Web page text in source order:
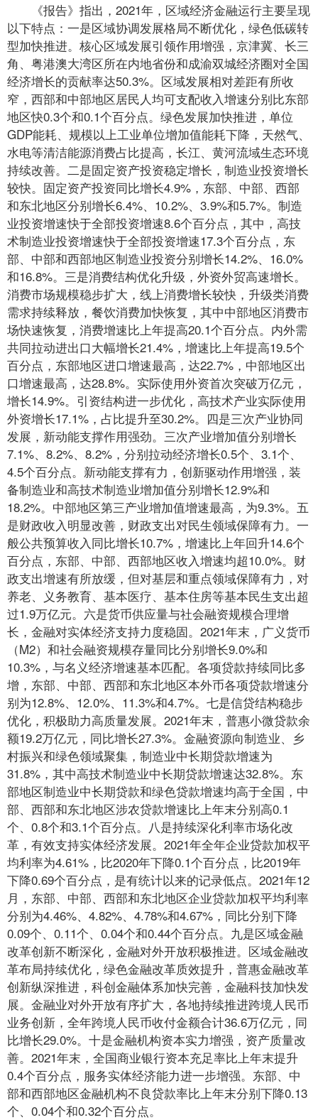
《报告》指出，2021年，区域经济金融运行主要呈现
以下特点：一是区域协调发展格局不断优化，绿色低碳转
型加快推进。核心区域发展引领作用增强，京津冀、长三
角、粤港澳大湾区所在内地省份和成渝双城经济圈对全国
经济增长的贡献率达50.3%。区域发展相对差距有所收
窄，西部和中部地区居民人均可支配收入增速分别比东部
地区快0.3个和0.1个百分点。绿色发展加快推进，单位
GDP能耗、规模以上工业单位增加值能耗下降，天然气、
水电等清洁能源消费占比提高，长江、黄河流域生态环境
持续改善。二是固定资产投资稳定增长，制造业投资增长
较快。固定资产投资同比增长4.9%，东部、中部、西部
和东北地区分别增长6.4%、10.2%、3.9%和5.7%。制造
业投资增速快于全部投资增速8.6个百分点，其中，高技
术制造业投资增速快于全部投资增速17.3个百分点，东
部、中部和西部地区制造业投资分别增长14.2%、16.0%
和16.8%。三是消费结构优化升级，外资外贸高速增长。
消费市场规模稳步扩大，线上消费增长较快，升级类消费
需求持续释放，餐饮消费加快恢复，其中中部地区消费市
场快速恢复，消费增速比上年提高20.1个百分点。内外需
共同拉动进出口大幅增长21.4%，增速比上年提高19.5个
百分点，东部地区进口增速最高，达22.7%，中部地区出
口增速最高，达28.8%。实际使用外资首次突破万亿元，
增长14.9%。引资结构进一步优化，高技术产业实际使用
外资增长17.1%，占比提升至30.2%。四是三次产业协同
发展，新动能支撑作用强劲。三次产业增加值分别增长
7.1%、8.2%、8.2%，分别拉动经济增长0.5个、3.1个、
4.5个百分点。新动能支撑有力，创新驱动作用增强，装
备制造业和高技术制造业增加值分别增长12.9%和
18.2%。中部地区第三产业增加值增速最高，为9.3%。五
是财政收入明显改善，财政支出对民生领域保障有力。一
般公共预算收入同比增长10.7%，增速比上年回升14.6个
百分点，东部、中部、西部地区收入增速均超10.0%。财
政支出增速有所放缓，但对基层和重点领域保障有力，对
养老、义务教育、基本医疗、基本住房等基本民生支出超
过1.9万亿元。六是货币供应量与社会融资规模合理增
长，金融对实体经济支持力度稳固。2021年末，广义货币
（M2）和社会融资规模存量同比分别增长9.0%和
10.3%，与名义经济增速基本匹配。各项贷款持续同比多
增，东部、中部、西部和东北地区本外币各项贷款增速分
别为12.8%、12.0%、11.3%和4.7%。七是信贷结构稳步
优化，积极助力高质量发展。2021年末，普惠小微贷款余
额19.2万亿元，同比增长27.3%。金融资源向制造业、乡
村振兴和绿色领域聚集，制造业中长期贷款增速为
31.8%，其中高技术制造业中长期贷款增速达32.8%。东
部地区制造业中长期贷款和绿色贷款增速均高于全国，中
部、西部和东北地区涉农贷款增速比上年末分别高0.1
个、0.8个和3.1个百分点。八是持续深化利率市场化改
革，有效支持实体经济发展。2021年全年企业贷款加权平
均利率为4.61%，比2020年下降0.1个百分点，比2019年
下降0.69个百分点，是有统计以来的记录低点。2021年12
月，东部、中部、西部和东北地区企业贷款加权平均利率
分别为4.46%、4.82%、4.78%和4.67%，同比分别下降
0.09个、0.11个、0.04个和0.44个百分点。九是区域金融
改革创新不断深化，金融对外开放积极推进。区域金融改
革布局持续优化，绿色金融改革质效提升，普惠金融改革
创新纵深推进，科创金融体系加快完善，金融科技加快发
展。金融业对外开放有序扩大，各地持续推进跨境人民币
业务创新，全年跨境人民币收付金额合计36.6万亿元，同
比增长29.0%。十是金融机构资本实力增强，资产质量改
善。2021年末，全国商业银行资本充足率比上年末提升
0.4个百分点，服务实体经济能力进一步增强。东部、中
部和西部地区金融机构不良贷款率比上年末分别下降0.13
个、0.04个和0.32个百分点。